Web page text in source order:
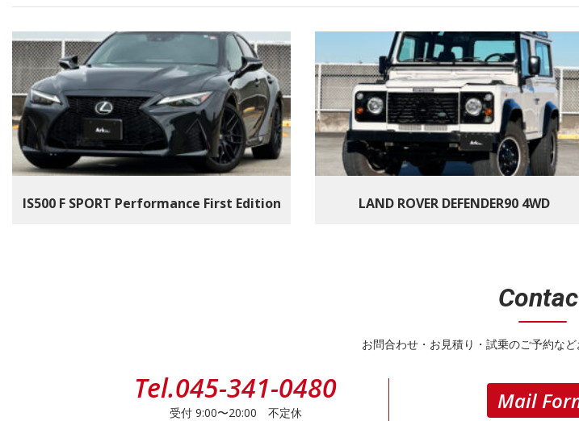
IS500 F SPORT Performance First Edition LAND ROVER DEFENDER90 4WD
お問合わせ・お見積り・試乗のご予約な
Tel.045-341-0480
受付 9:00〜20:00 不定休 Mail